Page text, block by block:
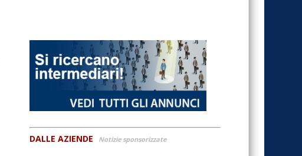
DALLE AZIENDE Notizie sponsorizzate